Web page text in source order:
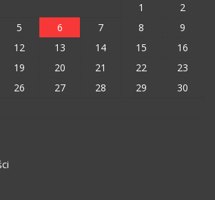
1
2
5 6 7 8
9
12 13 14 15
16
19 20 21 22
23
26 27 28 29
30